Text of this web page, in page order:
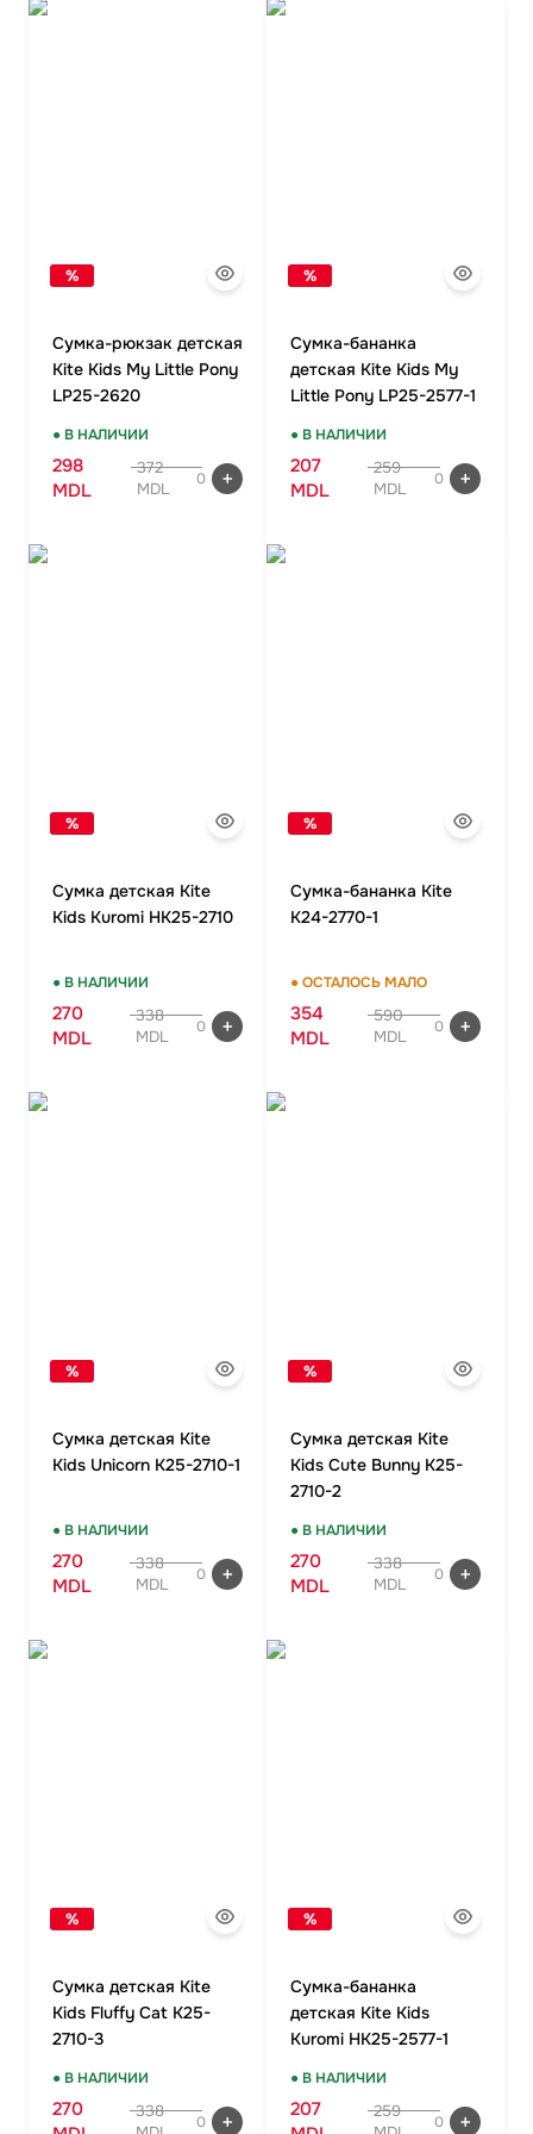
Дошкольные рюкзаки
+
Зонты
%
Сумка-рюкзак детская
Kite Kids My Little Pony
LP25-2620
● В НАЛИЧИИ
298
MDL
372
MDL
0
%
Сумка-бананка
детская Kite Kids My
Little Pony LP25-2577-1
● В НАЛИЧИИ
207
MDL
259
MDL
0
%
Сумка детская Kite
Kids Kuromi HK25-2710
● В НАЛИЧИИ
270
MDL
338
MDL
0
%
Сумка-бананка Kite
K24-2770-1
● ОСТАЛОСЬ МАЛО
354
MDL
590
MDL
0
%
Сумка детская Kite
Kids Unicorn K25-2710-1
● В НАЛИЧИИ
270
MDL
338
MDL
0
%
Сумка детская Kite
Kids Cute Bunny K25-
2710-2
● В НАЛИЧИИ
270
MDL
338
MDL
0
%
Сумка детская Kite
Kids Fluffy Cat K25-
2710-3
● В НАЛИЧИИ
270
338
0
%
Сумка-бананка
детская Kite Kids
Kuromi HK25-2577-1
● В НАЛИЧИИ
207
259
0